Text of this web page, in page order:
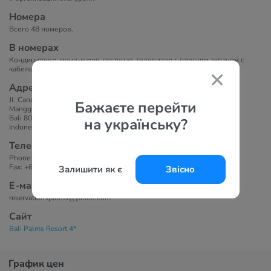
Бажаєте перейти
на українську?
Залишити як є Звісно
Номера
Всего 48 номеров.
В номерах
Кондиционер, мини-кухня, гостиная, телевизор с плоским экраном с
кабельными каналами, DVD-плеер, ванная комната с душем.
Адрес
Jl. Candi Dasa, Nyuh Tebel
Manggis - Amlapura
Bali 80581
Indonesia.
Телефоны
Phone: +62 363 42191 (Hunting) 42192, 42193
Fax: +62 363 42194
Е-маil
reservationspalms@yahoo.com
Сайт
Bali Palms Resort 4*
График цен